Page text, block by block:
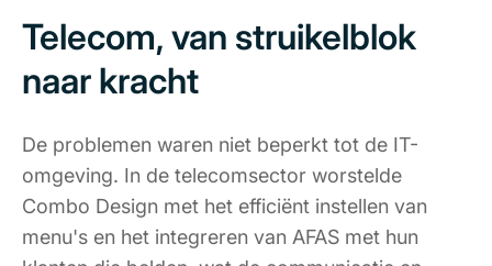
Telecom, van struikelblok
naar kracht
De problemen waren niet beperkt tot de IT-
omgeving. In de telecomsector worstelde
Combo Design met het efficiënt instellen van
menu's en het integreren van AFAS met hun